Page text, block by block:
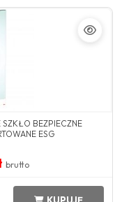
BEZPIECZNE
ESG
brutto